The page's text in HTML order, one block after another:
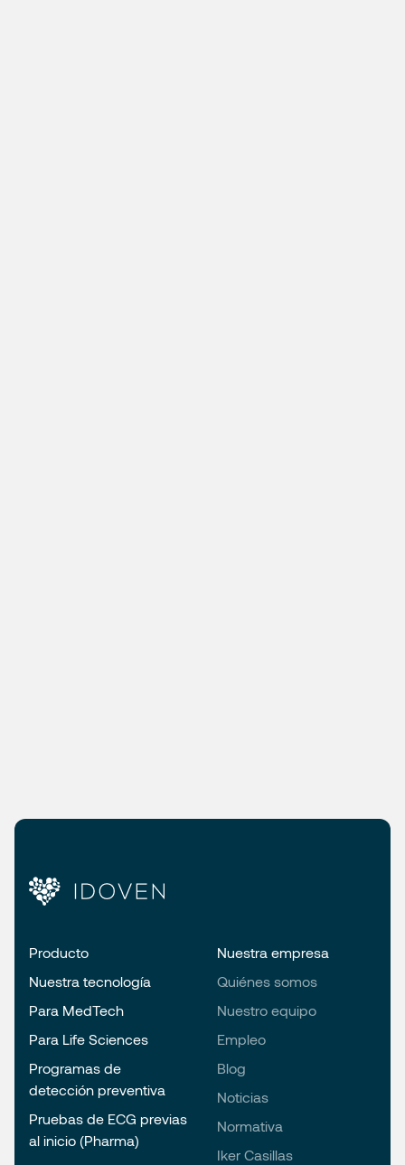
Producto
Nuestra tecnología
Para MedTech
Para Life Sciences
Programas de
detección preventiva
Pruebas de ECG previas
al inicio (Pharma)
Nuestra empresa
Quiénes somos
Nuestro equipo
Empleo
Blog
Noticias
Normativa
Iker Casillas